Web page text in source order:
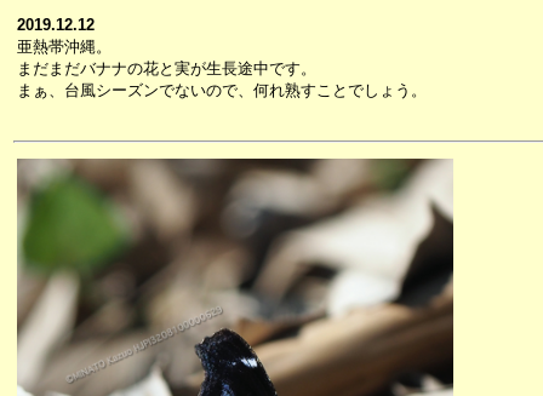
2019.12.12
亜熱帯沖縄。
まだまだバナナの花と実が生長途中です。
まぁ、台風シーズンでないので、何れ熟すことでしょう。